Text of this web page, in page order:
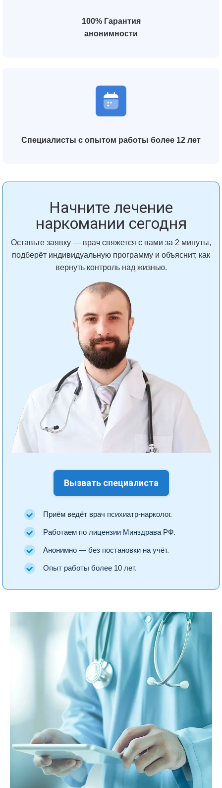
100% Гарантия
анонимности
Специалисты с опытом работы более 12 лет
Начните лечение
наркомании сегодня
Оставьте заявку — врач свяжется с вами за 2 минуты,
подберёт индивидуальную программу и объяснит, как
вернуть контроль над жизнью.
Вызвать специалиста
Приём ведёт врач психиатр-нарколог.
Работаем по лицензии Минздрава РФ.
Анонимно — без постановки на учёт.
Опыт работы более 10 лет.